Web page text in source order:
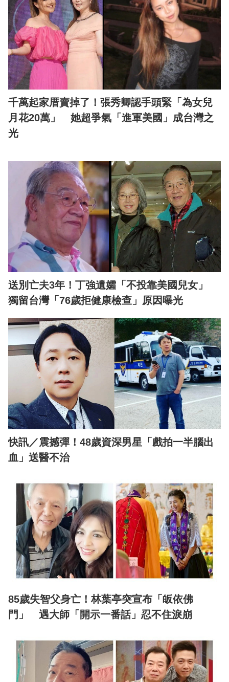
千萬起家厝賣掉了！張秀卿認手頭緊「為女兒
月花20萬」 她超爭氣「進軍美國」成台灣之
光
送別亡夫3年！丁強遺孀「不投靠美國兒女」
獨留台灣「76歲拒健康檢查」原因曝光
快訊／震撼彈！48歲資深男星「戲拍一半腦出
血」送醫不治
85歲失智父身亡！林葉亭突宣布「皈依佛
門」 遇大師「開示一番話」忍不住淚崩